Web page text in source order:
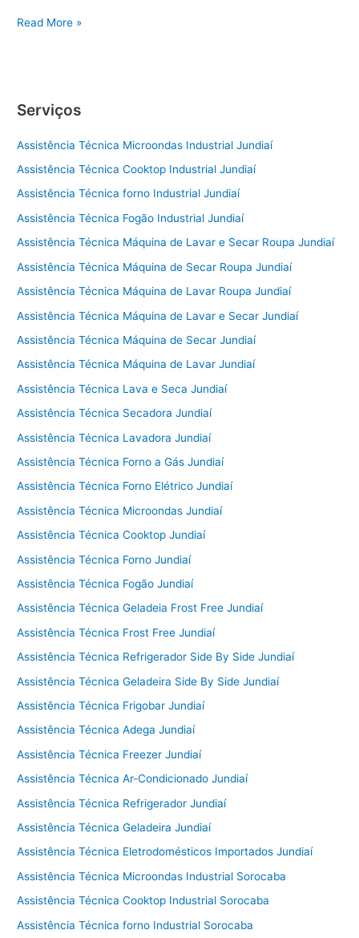
Conserto
Read More »
Serviços
Assistência Técnica Microondas Industrial Jundiaí
Assistência Técnica Cooktop Industrial Jundiaí
Assistência Técnica forno Industrial Jundiaí
Assistência Técnica Fogão Industrial Jundiaí
Assistência Técnica Máquina de Lavar e Secar Roupa Jundiaí
Assistência Técnica Máquina de Secar Roupa Jundiaí
Assistência Técnica Máquina de Lavar Roupa Jundiaí
Assistência Técnica Máquina de Lavar e Secar Jundiaí
Assistência Técnica Máquina de Secar Jundiaí
Assistência Técnica Máquina de Lavar Jundiaí
Assistência Técnica Lava e Seca Jundiaí
Assistência Técnica Secadora Jundiaí
Assistência Técnica Lavadora Jundiaí
Assistência Técnica Forno a Gás Jundiaí
Assistência Técnica Forno Elétrico Jundiaí
Assistência Técnica Microondas Jundiaí
Assistência Técnica Cooktop Jundiaí
Assistência Técnica Forno Jundiaí
Assistência Técnica Fogão Jundiaí
Assistência Técnica Geladeia Frost Free Jundiaí
Assistência Técnica Frost Free Jundiaí
Assistência Técnica Refrigerador Side By Side Jundiaí
Assistência Técnica Geladeira Side By Side Jundiaí
Assistência Técnica Frigobar Jundiaí
Assistência Técnica Adega Jundiaí
Assistência Técnica Freezer Jundiaí
Assistência Técnica Ar-Condicionado Jundiaí
Assistência Técnica Refrigerador Jundiaí
Assistência Técnica Geladeira Jundiaí
Assistência Técnica Eletrodomésticos Importados Jundiaí
Assistência Técnica Microondas Industrial Sorocaba
Assistência Técnica Cooktop Industrial Sorocaba
Assistência Técnica forno Industrial Sorocaba